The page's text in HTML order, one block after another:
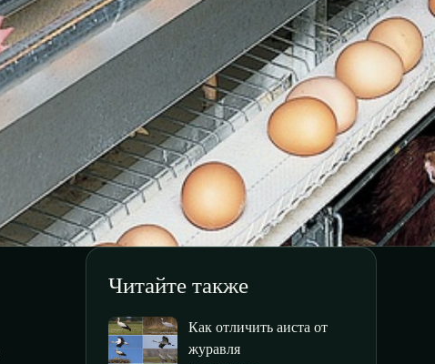
Читайте также
Как отличить аиста от
журавля